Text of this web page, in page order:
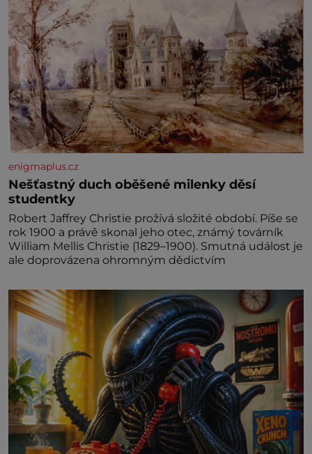
enigmaplus.cz
Nešťastný duch oběšené milenky děsí
studentky
Robert Jaffrey Christie prožívá složité období. Píše se
rok 1900 a právě skonal jeho otec, známý továrník
William Mellis Christie (1829–1900). Smutná událost je
ale doprovázena ohromným dědictvím